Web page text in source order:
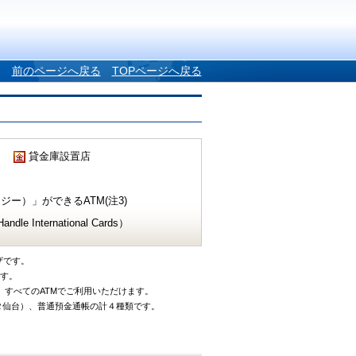
前のページへ戻る TOPページへ戻る
貸金庫設置店
ー）」ができるATM(注3)
International Cards）
す。
。
べてのATMでご利用いただけます。
台）、普通預金通帳の計４種類です。